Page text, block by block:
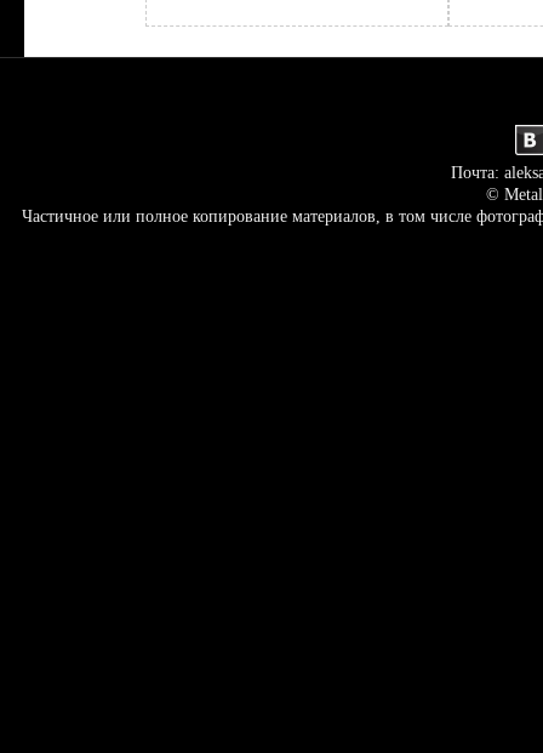
Почта:
©
Частичное или полное копирование материалов, в том числе